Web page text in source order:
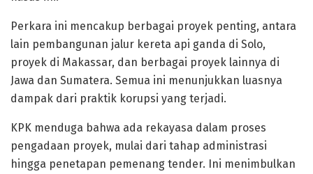
Perkara ini mencakup berbagai proyek penting, antara
lain pembangunan jalur kereta api ganda di Solo,
proyek di Makassar, dan berbagai proyek lainnya di
Jawa dan Sumatera. Semua ini menunjukkan luasnya
dampak dari praktik korupsi yang terjadi.
KPK menduga bahwa ada rekayasa dalam proses
pengadaan proyek, mulai dari tahap administrasi
hingga penetapan pemenang tender. Ini menimbulkan